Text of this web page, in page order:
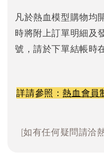
凡於熱血模型購物均
時將附上訂單明細及
號，請於下單結帳時
詳請參照：熱血會員
[如有任何疑問請洽